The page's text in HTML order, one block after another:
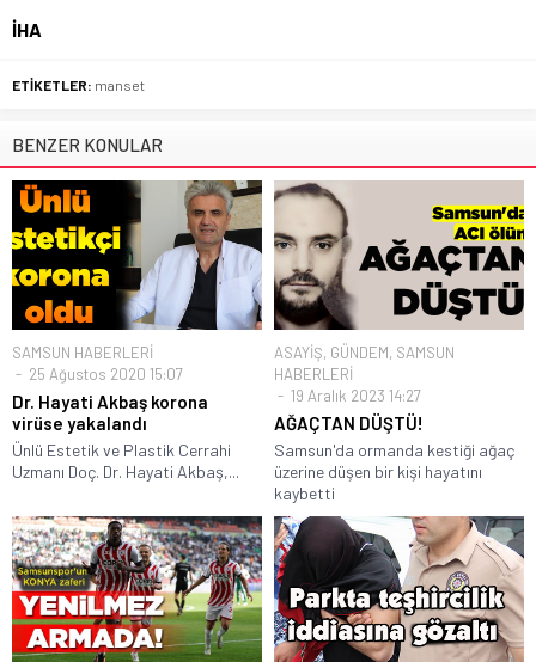
İHA
ETİKETLER: manset
BENZER KONULAR
SAMSUN HABERLERİ
25 Ağustos 2020 15:07
Dr. Hayati Akbaş korona
virüse yakalandı
Ünlü Estetik ve Plastik Cerrahi
Uzmanı Doç. Dr. Hayati Akbaş,...
ASAYİŞ, GÜNDEM, SAMSUN
HABERLERİ
19 Aralık 2023 14:27
AĞAÇTAN DÜŞTÜ!
Samsun'da ormanda kestiği ağaç
üzerine düşen bir kişi hayatını
kaybetti